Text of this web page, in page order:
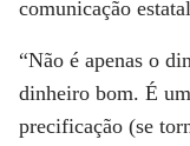
comunicação
“Não é apenas o
dinheiro bom. É
precificação (se